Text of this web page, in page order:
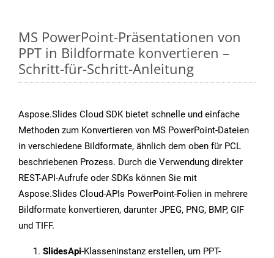
MS PowerPoint-Präsentationen von
PPT in Bildformate konvertieren –
Schritt-für-Schritt-Anleitung
Aspose.Slides Cloud SDK bietet schnelle und einfache
Methoden zum Konvertieren von MS PowerPoint-Dateien
in verschiedene Bildformate, ähnlich dem oben für PCL
beschriebenen Prozess. Durch die Verwendung direkter
REST-API-Aufrufe oder SDKs können Sie mit
Aspose.Slides Cloud-APIs PowerPoint-Folien in mehrere
Bildformate konvertieren, darunter JPEG, PNG, BMP, GIF
und TIFF.
SlidesApi-Klasseninstanz erstellen, um PPT-